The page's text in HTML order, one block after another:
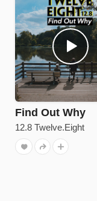
Find Out Why
12.8 Twelve.Eight